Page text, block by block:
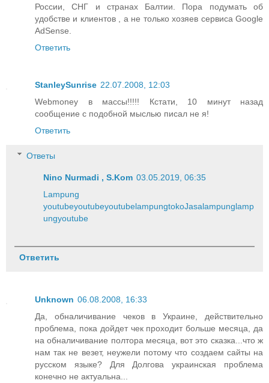
России, СНГ и странах Балтии. Пора подумать об
удобстве и клиентов , а не только хозяев сервиса Google
AdSense.
Ответить
StanleySunrise 22.07.2008, 12:03
Webmoney в массы!!!!! Кстати, 10 минут назад
сообщение с подобной мыслью писал не я!
Ответить
Ответы
Nino Nurmadi , S.Kom 03.05.2019, 06:35
Lampung
youtubeyoutubeyoutubelampungtokoJasalampunglamp
ungyoutube
Ответить
Unknown 06.08.2008, 16:33
Да, обналичивание чеков в Украине, действительно
проблема, пока дойдет чек проходит больше месяца, да
на обналичивание полтора месяца, вот это сказка...что ж
нам так не везет, неужели потому что создаем сайты на
русском языке? Для Долгова украинская проблема
конечно не актуальна...